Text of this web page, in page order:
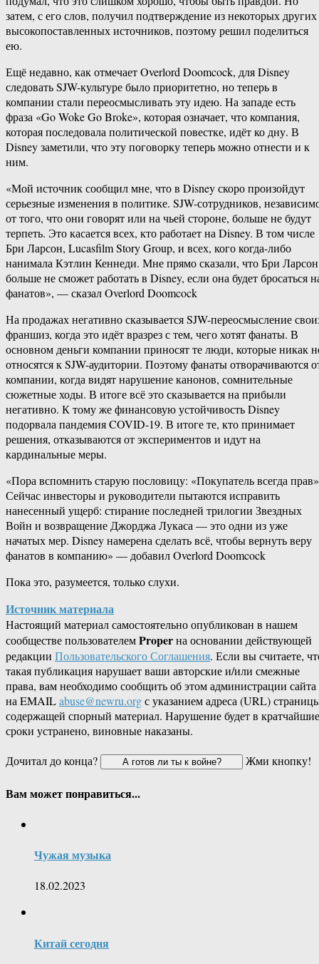
затем, с его слов, получил подтверждение из некоторых других
высокопоставленных источников, поэтому решил поделиться
ею.
Ещё недавно, как отмечает Overlord Doomcock, для Disney
следовать SJW-культуре было приоритетно, но теперь в
компании стали переосмысливать эту идею. На западе есть
фраза «Go Woke Go Broke», которая означает, что компания,
которая последовала политической повестке, идёт ко дну. В
Disney заметили, что эту поговорку теперь можно отнести и к
ним.
«Мой источник сообщил мне, что в Disney скоро произойдут
серьезные изменения в политике. SJW-сотрудников,
от того, что они говорят или на чьей стороне, больше не будут
терпеть. Это касается всех, кто работает на Disney. В том числе
Бри Ларсон, Lucasfilm Story Group, и всех, кого когда-либо
нанимала Кэтлин Кеннеди. Мне прямо сказали, что Бри Ларсон
больше не сможет работать в Disney, если она будет бросаться
фанатов», — сказал Overlord Doomcock
На продажах негативно сказывается SJW-переосмысление
франшиз, когда это идёт вразрез с тем, чего хотят фанаты. В
основном деньги компании приносят те люди, которые никак
относятся к SJW-аудитории. Поэтому фанаты отворачиваются
компании, когда видят нарушение канонов, сомнительные
сюжетные ходы. В итоге всё это сказывается на прибыли
негативно. К тому же финансовую устойчивость Disney
подорвала пандемия COVID-19. В итоге те, кто принимает
решения, отказываются от экспериментов и идут на
кардинальные меры.
«Пора вспомнить старую пословицу: «Покупатель всегда
Сейчас инвесторы и руководители пытаются исправить
нанесенный ущерб: стирание последней трилогии Звездных
Войн и возвращение Джорджа Лукаса — это одни из уже
начатых мер. Disney намерена сделать всё, чтобы вернуть веру
фанатов в компанию» — добавил Overlord Doomcock
Пока это, разумеется, только слухи.
Источник материала
Настоящий материал самостоятельно опубликован в нашем
сообществе пользователемProperна основании действующей
редакции Пользовательского Соглашения. Если вы считаете,
такая публикация нарушает ваши авторские и/или смежные
права, вам необходимо сообщить об этом администрации сайта
на EMAILabuse@newru.orgс указанием адреса (URL)
содержащей спорный материал. Нарушение будет в кратчайшие
сроки устранено, виновные наказаны.
Дочитал до конца?
Жми кнопку!
Вам может понравиться...
Чужая музыка
18.02.2023
Китай сегодня